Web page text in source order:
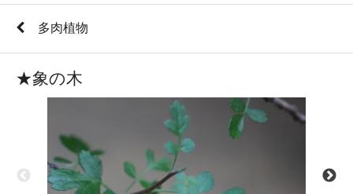
多肉植物
★象の木